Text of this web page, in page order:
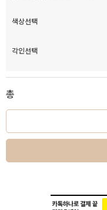
색상선택
각인선택
총